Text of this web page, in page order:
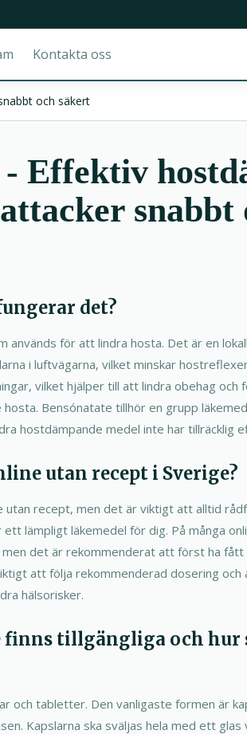
Kontakta oss
och säkert
Effektiv
snabbt
det?
för att lindra hosta. Det är en
i luftvägarna, vilket minskar
vilket hjälper till att lindra obehag och
Bensónatate tillhör en grupp
hostdämpande medel inte har tillräcklig
utan recept i Sverige?
utan recept, men det är viktigt att alltid
lämpligt läkemedel för dig. På många
det är rekommenderat att först ha fått
att följa rekommenderad dosering och
hälsorisker.
finns tillgängliga och hur
och tabletter. Den vanligaste formen är
Kapslarna ska sväljas hela med ett